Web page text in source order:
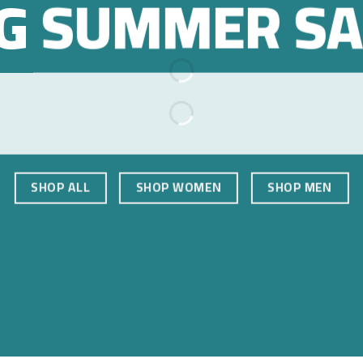
SUMMER
SHOP MEN
SHOP WOMEN
SHOP ALL